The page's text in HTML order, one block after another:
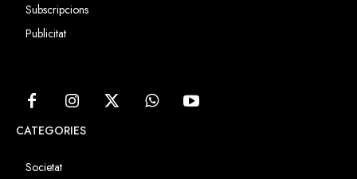
Subscripcions
Publicitat
CATEGORIES
Societat